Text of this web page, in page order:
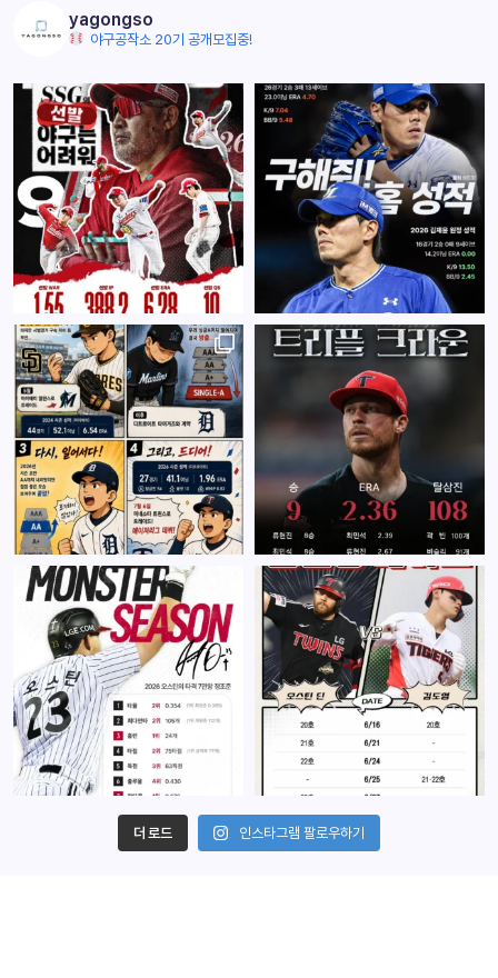
yagongso
야구공작소 20기 공개모집중!
더 로드 인스타그램 팔로우하기